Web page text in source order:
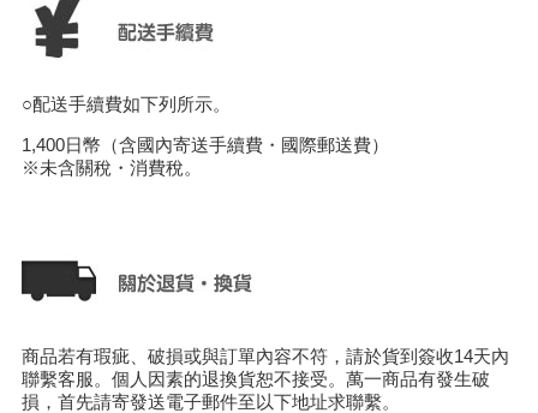
○配送手續費如下列所示。
1,400日幣（含國內寄送手續費・國際郵送費）
※未含關稅・消費稅。
商品若有瑕疵、破損或與訂單內容不符，請於貨到簽收14天內
聯繫客服。個人因素的退換貨恕不接受。萬一商品有發生破
損，首先請寄發送電子郵件至以下地址求聯繫。